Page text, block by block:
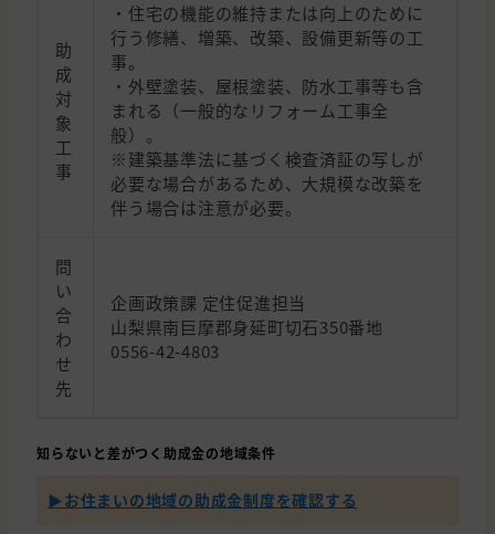
助
成
対
象
工
事
・住宅の機能の維持または向上のために
行う修繕、増築、改築、設備更新等の工
事。
・外壁塗装、屋根塗装、防水工事等も含
まれる（一般的なリフォーム工事全
般）。
※建築基準法に基づく検査済証の写しが
必要な場合があるため、大規模な改築を
伴う場合は注意が必要。
問
い
合
わ
せ
先
企画政策課 定住促進担当
山梨県南巨摩郡身延町切石350番地
0556-42-4803
知らないと差がつく助成金の地域条件
▶︎お住まいの地域の助成金制度を確認する